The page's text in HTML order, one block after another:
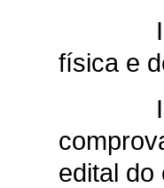
física e
edital do